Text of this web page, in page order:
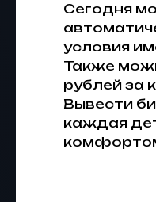
Сегодня
условия
Также
рублей за
Вывести
каждая